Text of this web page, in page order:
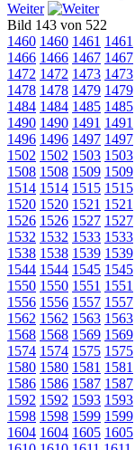
Weiter
Bild 143 von 522
1460 1460 1461 1461
1466 1466 1467 1467
1472 1472 1473 1473
1478 1478 1479 1479
1484 1484 1485 1485
1490 1490 1491 1491
1496 1496 1497 1497
1502 1502 1503 1503
1508 1508 1509 1509
1514 1514 1515 1515
1520 1520 1521 1521
1526 1526 1527 1527
1532 1532 1533 1533
1538 1538 1539 1539
1544 1544 1545 1545
1550 1550 1551 1551
1556 1556 1557 1557
1562 1562 1563 1563
1568 1568 1569 1569
1574 1574 1575 1575
1580 1580 1581 1581
1586 1586 1587 1587
1592 1592 1593 1593
1598 1598 1599 1599
1604 1604 1605 1605